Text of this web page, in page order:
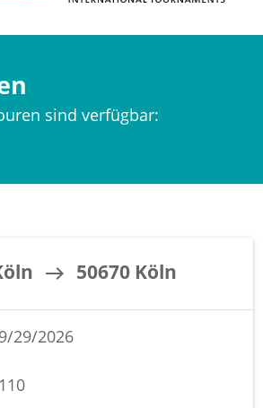
sind verfügbar:
east 50670 Köln
9/29/2026
110